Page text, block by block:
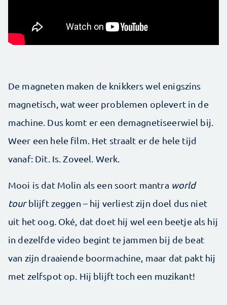
De magneten maken de knikkers wel enigszins
magnetisch, wat weer problemen oplevert in de
machine. Dus komt er een demagnetiseerwiel bij.
Weer een hele film. Het straalt er de hele tijd
vanaf: Dit. Is. Zoveel. Werk.
Mooi is dat Molin als een soort mantra world
tourblijft zeggen – hij verliest zijn doel dus niet
uit het oog. Oké, dat doet hij wel een beetje als hij
in dezelfde video begint te jammen bij de beat
van zijn draaiende boormachine, maar dat pakt hij
met zelfspot op. Hij blijft toch een muzikant!